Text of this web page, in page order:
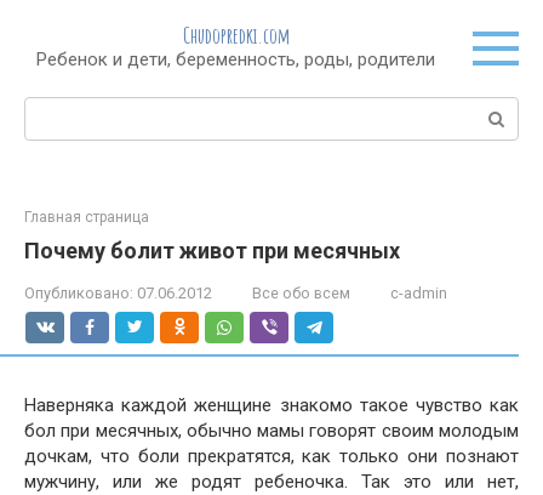
контенту
Chudopredki.com
Ребенок и дети, беременность, роды, родители
Поиск:
Главная страница
Почему болит живот при месячных
Опубликовано: 07.06.2012 Все обо всем c-admin
Наверняка каждой женщине знакомо такое чувство как
бол при месячных, обычно мамы говорят своим молодым
дочкам, что боли прекратятся, как только они познают
мужчину, или же родят ребеночка. Так это или нет,